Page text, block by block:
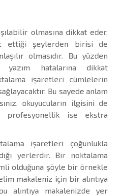
olmasına dikkat eder.
ettiği şeylerden birisi de
olmasıdır. Bu yüzden
hatalarına dikkat
işaretleri cümlelerin
Bu sayede anlam
okuyucuların ilgisini de
profesyonellik ise ekstra
işaretleri çoğunlukla
yerlerdir. Bir noktalama
olduğuna şöyle bir örnekle
makaleniz için bir alıntıya
alıntıya makalenizde yer